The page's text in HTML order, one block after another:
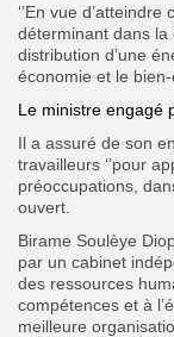
‘’En vue
déterminant dans
distribution d’une
économie et le bien-
Le ministre engagé
Il a assuré de son
travailleurs ‘’pour
préoccupations,
ouvert.
Birame Soulèye
par un cabinet
des ressources
compétences et à
meilleure